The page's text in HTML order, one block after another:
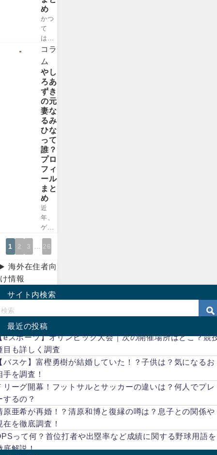
る、
ニコ
ラス
ケイ
ジさ
ん。
歴代
のニ
コラ
スケ
イジ
...
ので
はな
いで
しょ
う
か。
そん
な富
樫勇
樹選
手で
す
が、
すで
に一
般女
性と
結婚
して
いま
す。
「富
樫勇
樹は
した
の？
は？
」
樹の
子供
は？
」...
芸人
とし
て、
いく
つも
の賞
レー
スで
優勝
を飾
って
きた
実力
派で
す
ね。
ネタ
番組
で笑
いを
さら
って
いく
のは
もち
ろ
ん、
バラ
ィー
番組
アド
リブ
ーク
力に
長け
キル
を見
ドラ
マに
出演
する
ほど
め
かつ
て
は、
好感
度抜
群タ
レン
トと
して
右に
出る
者は
いな
かっ
た、
ベッ
キー
さ
ん。
テレ
ビで
見な
い日
老若
男女
ず圧
倒的
好感
度を
誇っ
てい
まし
ね。
がど
ん底
まで
落と
コラ
ム
やし
ろあ
ずき
の元
妻な
るみ
ひな
って
誰？
プロ
フィ
ール
まと
め
近
年、
ゲス
不倫
など
芸能
界な
も
様々
の不
倫騒
話題
にな
って
す。
不倫
えば
去
年、
YouT
uber
1 2 3 … 26
海外在住者向
け情報
サイト内検索
最近の投稿
eスポーツ】オリンピック大会｜次の開催場所はどこ？競
目も詳しく調査
バスケ】富樫勇樹が結婚していた！？子供は？気になるお
手を調査！
リーグ開幕！フットサルとサッカーの違いは？何人でプレ
するの？
原亜希が再婚！？清原和博と復縁の噂は？息子との関係や
在を徹底調査！
って何？首位打者や出塁率など成績に関する野球用語を
底解説！